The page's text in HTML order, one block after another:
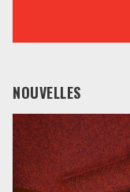
NOUVELLES